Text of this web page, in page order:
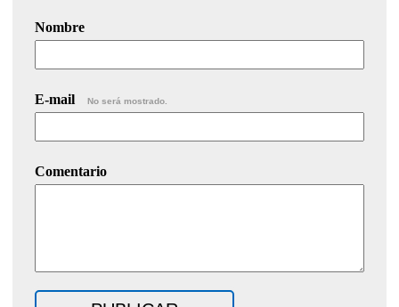
Nombre
E-mail No será mostrado.
Comentario